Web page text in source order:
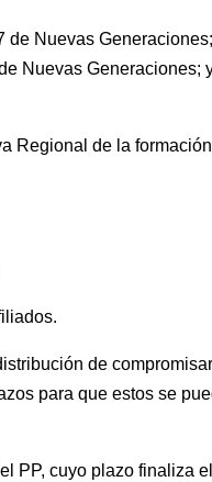
Nuevas
Nuevas Generaciones;
Regional de la
de
para que estos se
PP, cuyo plazo finaliza